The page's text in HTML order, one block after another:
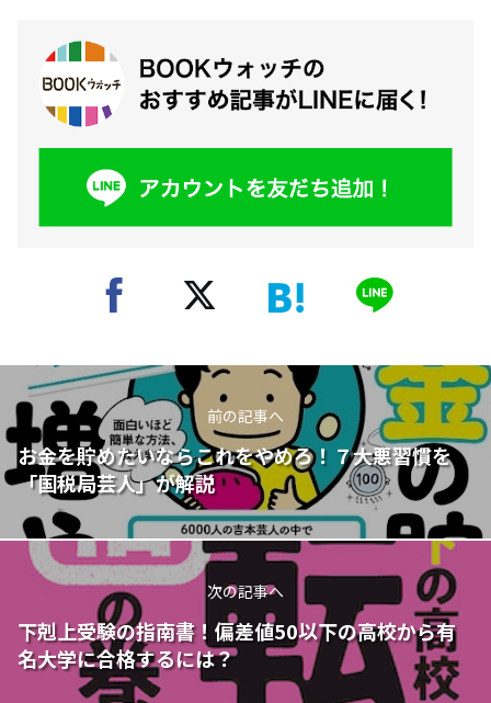
前の記事へ
お金を貯めたいならこれをやめろ！７大悪習慣を
「国税局芸人」が解説
次の記事へ
下剋上受験の指南書！偏差値50以下の高校から有
名大学に合格するには？